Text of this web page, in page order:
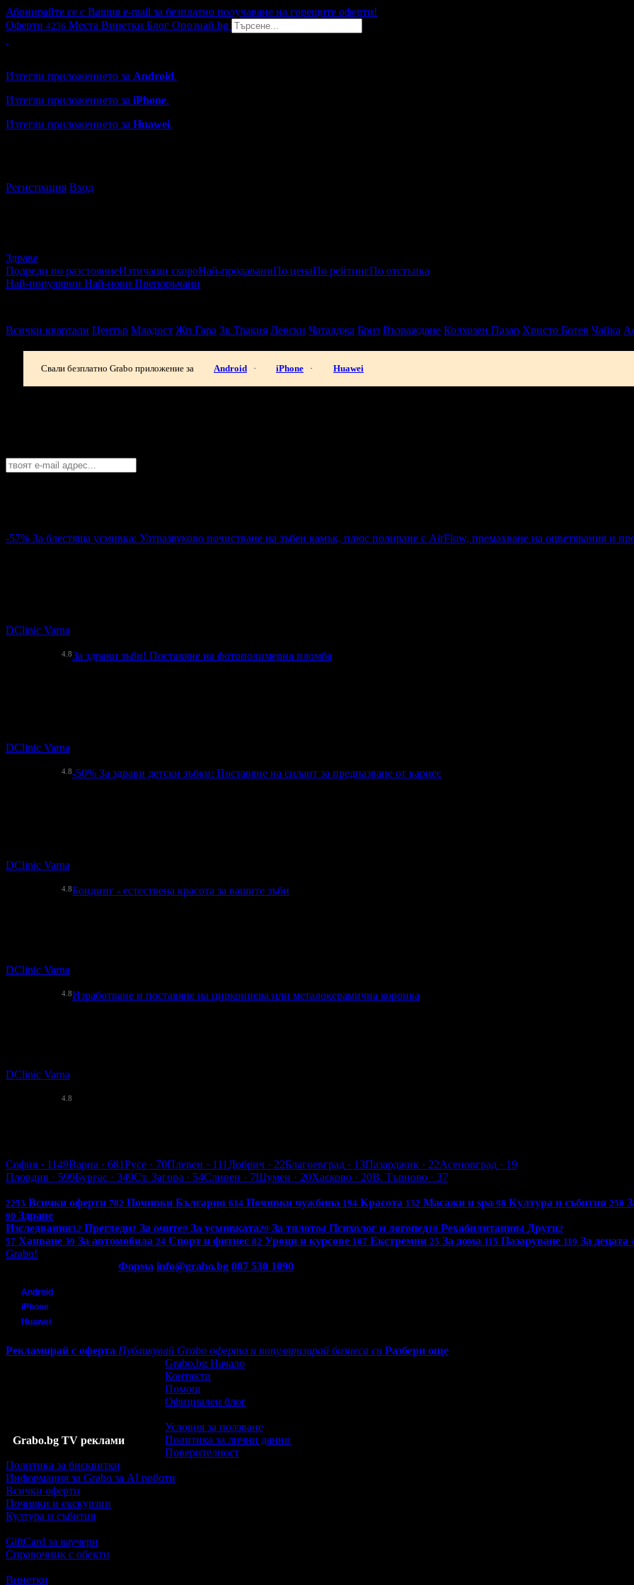
Абонирайте се с Вашия e-mail за безплатно получаване на горещите оферти!
Оферти 4236 Места Винетки Блог Опознай.bg
Изтегли приложението за Android.
Изтегли приложението за iPhone.
Изтегли приложението за Huawei.
Регистрация Вход
Здраве
Подреди по разстояниеИзтичащи скороНай-продаваниПо ценаПо рейтингПо отстъпка
Най-популярни Най-нови Препоръчани
Всички квартали Център Младост Жп Гара Зк Тракия Левски Чаталджа Бриз Възраждане Колхозен Пазар Христо Ботев Чайка
Свали безплатно Grabo приложение за Android · iPhone · Huawei
-57% За блестяща усмивка: Ултразвуково почистване на зъбен камък, плюс полиране с AirFlow, премахване на оцветявания и
DClinic Varna
4.8За здрави зъби! Поставяне на фотополимерна пломба
DClinic Varna
4.8-50% За здрави детски зъбки: Поставяне на силант за предпазване от кариес
DClinic Varna
4.8Бондинг - естествена красота за вашите зъби
DClinic Varna
4.8Изработване и поставяне на циркониева или металокерамична коронка
DClinic Varna
4.8
София · 1149Варна · 681Русе · 70Плевен · 111 Добрич · 22Благоевград · 13Пазарджик · 22Асеновград · 19
Пловдив · 599Бургас · 349Ст. Загора · 54Сливен · 7Шумен · 20Хасково · 20В. Търново · 37
2253 Всички оферти 782 Почивки България 614 Почивки чужбина 194 Красота 132 Масажи и spa 98 Култура и събития 250
90 Здраве
Изследвания32 Прегледи1 За очите9 За усмивката29 За тялото4 Психолог и логопед10 Рехабилитация4 Други2
57 Хапване 39 За автомобила 24 Спорт и фитнес 82 Уроци и курсове 107 Екстремни 25 За дома 115 Пазаруване 119 За децата
Grabo!
Форма info@grabo.bg 087 530 1090
Android
iPhone
Huawei
Рекламирай с оферта Публикувай Grabo оферта и популяризирай бизнеса си Разбери още
Grabo.bg TV реклами
Grabo.bg Начало
Контакти
Помощ
Официален блог
Условия за ползване
Политика за лични данни
Поверителност
Политика за бисквитки
Информация за Grabo за AI роботи
Всички оферти
Почивки и екскурзии
Култура и събития
GiftCard за ваучери
Справочник с обекти
Винетки